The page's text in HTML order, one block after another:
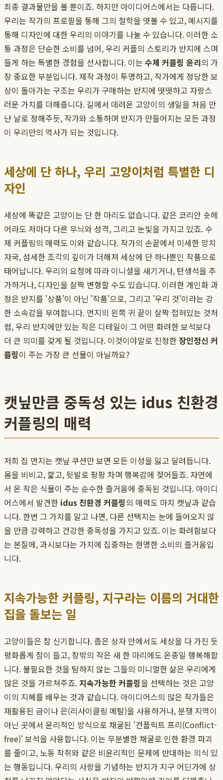
최종 결과물만을 볼 뿐이죠. 하지만 아이디어스에서는 다릅니다.
우리는 작가의 프로필을 통해 그의 철학을 엿볼 수 있고, 메시지를
통해 디자인에 대한 우리의 이야기를 나눌 수 있습니다. 이러한 소
통 과정은 단순한 소비를 넘어, 우리 커플의 스토리가 반지에 스며
들게 하는 특별한 경험을 선사합니다. 이는 수제 커플링 윤리의 가
장 중요한 부분입니다. 제작 과정이 투명하고, 작가에게 정당한 보
상이 돌아가는 구조는 우리가 구매하는 반지에 떳떳하고 자랑스
러운 가치를 더해줍니다. 길에서 데려온 고양이의 생일을 처음 만
난 날로 정해주듯, 작가와 소통하며 반지가 만들어지는 모든 과정
이 우리만의 역사가 되는 것입니다.
세상에 단 하나, 우리 고양이처럼 특별한 디
자인
세상에 똑같은 고양이는 단 한 마리도 없습니다. 같은 코리안 숏헤
어라도 저마다 다른 무늬와 성격, 그리고 눈빛을 가지고 있죠. 수
제 커플링의 매력도 이와 같습니다. 작가의 손끝에서 미세한 망치
자국, 섬세한 조각의 깊이가 더해져 세상에 단 하나뿐인 작품으로
태어납니다. 우리의 요청에 따라 이니셜을 새기거나, 탄생석을 추
가하거나, 디자인을 살짝 변형할 수도 있습니다. 이러한 개인화 과
정은 반지를 '상품'이 아닌 '작품'으로, 그리고 '우리 것'이라는 강
한 소속감을 부여합니다. 먼지의 왼쪽 귀 끝이 살짝 접혀있는 것처
럼, 우리 반지에만 있는 작은 디테일이 그 어떤 화려한 보석보다
더 큰 의미를 갖게 될 것입니다. 이것이야말로 진정한장인정신 커
플링이 주는 가장 큰 선물이 아닐까요?
캣닢만큼 중독성 있는 idus 친환경
커플링의 매력
저희 집 먼지는 캣닢 쿠션만 보면 모든 이성을 잃고 달려듭니다.
몸을 비비고, 핥고, 뒷발로 팡팡 차며 행복감에 젖어들죠. 자연에
서 온 작은 식물이 주는 순수한 즐거움에 중독된 것입니다. 아이디
어스에서 발견한 idus 친환경 커플링의 매력도 마치 캣닢과 같습
니다. 한번 그 가치를 알고 나면, 다른 선택지는 눈에 들어오지 않
을 만큼 강력하고 건강한 중독성을 가지고 있죠. 이는 화려함보다
는 본질에, 과시보다는 가치에 집중하는 현명한 소비의 즐거움입
니다.
지속가능한 커플링, 지구라는 이름의 거대한
집을 돌보는 일
고양이들은 참 신기합니다. 좁은 상자 안에서도 세상을 다 가진 듯
평화롭게 잠이 들고, 창밖의 작은 새 한 마리에도 온종일 행복해합
니다. 불필요한 것을 탐하지 않는 그들의 미니멀한 삶은 우리에게
많은 것을 가르쳐주죠. 지속가능한 커플링을 선택하는 것은 고양
이의 지혜를 배우는 것과 같습니다. 아이디어스의 많은 작가들은
재활용된 금이나 은(리사이클링 메탈)을 사용하거나, 분쟁 지역이
아닌 곳에서 윤리적인 방식으로 채굴된 '컨플릭트 프리(Conflict-
free)' 보석을 사용합니다. 이는 무분별한 채굴로 인한 환경 파괴
를 줄이고, 노동 착취와 같은 비윤리적인 문제에 반대하는 의식 있
는 행동입니다. 우리의 사랑을 기념하는 반지가 지구 어딘가에 상